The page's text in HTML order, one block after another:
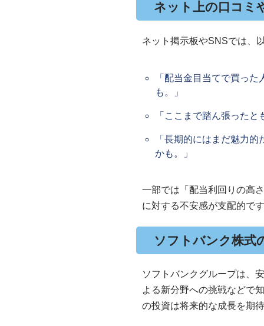
ネット上の口コミ
ネット掲示板やSNSでは、
「配当金目当てで買っ
も。」
「ここまで踏ん張った
「長期的にはまだ魅力
かも。」
一部では「配当利回りの高
に対する不安感が支配的で
ソフトバンク株式
ソフトバンクグループは、
よる新分野への挑戦などで
の投資は将来的な成長を期